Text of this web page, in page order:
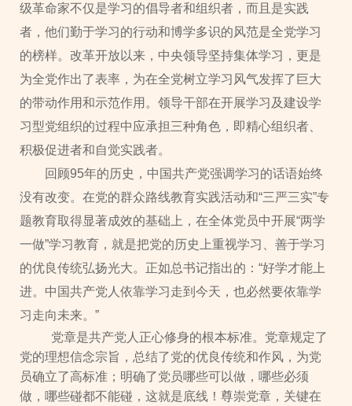
级革命家不仅是学习的倡导者和组织者，而且是实践
者，他们勤于学习的行动和博学多识的风范是全党学习
的榜样。改革开放以来，中央领导坚持集体学习，更是
为全党作出了表率，为在全党树立学习风气发挥了巨大
的带动作用和示范作用。领导干部在开展学习及建设学
习型党组织的过程中应承担三种角色，即精心组织者、
积极促进者和自觉实践者。
回顾95年的历史，中国共产党强调学习的话语始终
没有改变。在党的群众路线教育实践活动和“三严三实”专
题教育取得显著成效的基础上，在全体党员中开展“两学
一做”学习教育，就是把党的历史上重视学习、善于学习
的优良传统弘扬光大。正如总书记指出的：“好学才能上
进。中国共产党人依靠学习走到今天，也必然要依靠学
习走向未来。”
党章是共产党人正心修身的根本标准。党章规定了
党的理想信念宗旨，总结了党的优良传统和作风，为党
员确立了高标准；明确了党员哪些可以做，哪些必须
做，哪些碰都不能碰，这就是底线！尊崇党章，关键在